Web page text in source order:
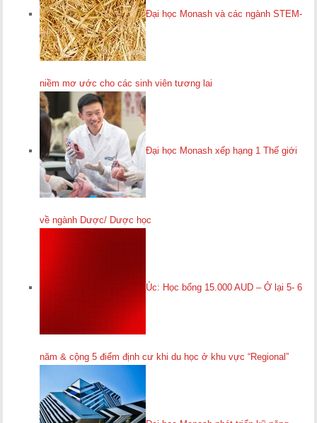
Đại học Monash và các ngành STEM-
niềm mơ ước cho các sinh viên tương lai
Đại học Monash xếp hạng 1 Thế giới
về ngành Dược/ Dược học
Úc: Học bổng 15.000 AUD – Ở lại 5- 6
năm & cộng 5 điểm định cư khi du học ở khu vực “Regional”